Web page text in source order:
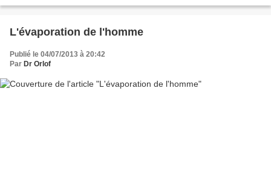
L'évaporation de l'homme
Publié le 04/07/2013 à 20:42
Par Dr Orlof